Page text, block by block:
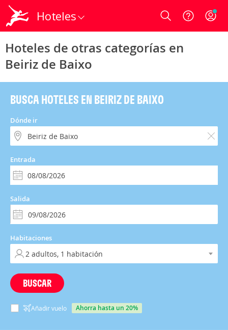
Hoteles Login
Hoteles de otras categorías en
Beiriz de Baixo
BUSCA HOTELES EN BEIRIZ DE BAIXO
Dónde ir
Entrada
Salida
Habitaciones
BUSCAR
Añadir vuelo ahorra hasta un 20%